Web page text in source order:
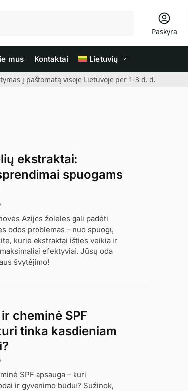
Paskyra
mus Kontaktai Lietuvių
į paštomatą visoje Lietuvoje per 1-3 d. d.
ekstraktai:
spuogams
Azijos žolelės gali padėti
odos problemas – nuo spuogų
kurie ekstraktai išties veikia ir
efektyviai. Jūsų oda
švytėjimo!
cheminė SPF
tinka kasdieniam
SPF apsauga – kuri
ir gyvenimo būdui? Sužinok,